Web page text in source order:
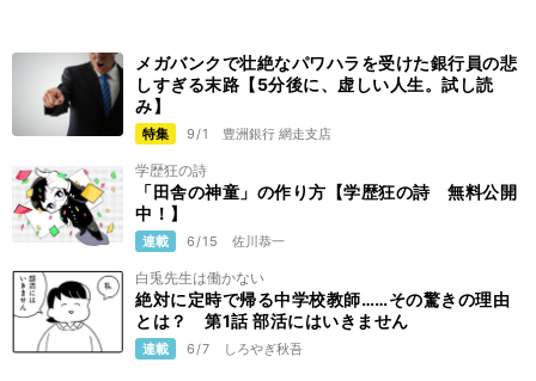
メガバンクで壮絶なパワハラを受けた銀行員の悲
しすぎる末路【5分後に、虚しい人生。試し読
み】
特集 9/1 豊洲銀行 網走支店
学歴狂の詩
「田舎の神童」の作り方【学歴狂の詩 無料公開
中！】
連載 6/15 佐川恭一
白兎先生は働かない
絶対に定時で帰る中学校教師……その驚きの理由
とは？ 第1話 部活にはいきません
連載 6/7 しろやぎ秋吾